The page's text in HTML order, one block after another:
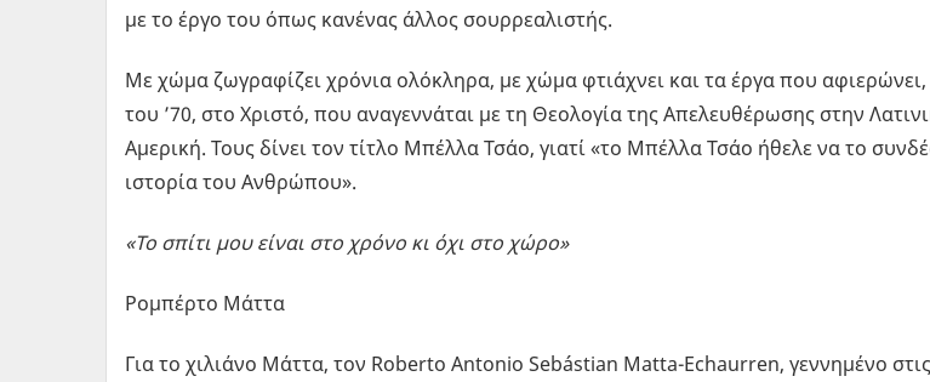
με το έργο του όπως κανένας άλλος σουρρεαλιστής.
Mε χώμα ζωγραφίζει χρόνια ολόκληρα, με χώμα φτιάχνει και τα έργα που αφιερώνει,
του ’70, στο Χριστό, που αναγεννάται με τη Θεολογία της Απελευθέρωσης στην
Αμερική. Τους δίνει τον τίτλο Μπέλλα Τσάο, γιατί «το Μπέλλα Τσάο ήθελε να το
ιστορία του Ανθρώπου».
«Το σπίτι μου είναι στο χρόνο κι όχι στο χώρο»
Ρομπέρτο Μάττα
Για το χιλιάνο Μάττα, τον Roberto Antonio Sebástian Matta-Echaurren, γεννημένο